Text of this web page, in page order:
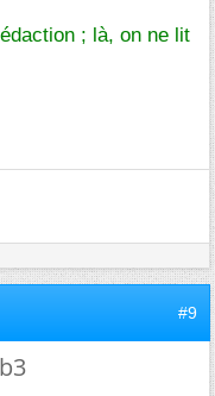
; là, on ne lit
#9